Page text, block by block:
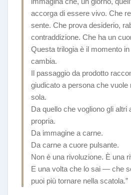
accorga di essere vivo. Che
sente. Che prova desiderio,
contraddizione. Che ha un
Questa trilogia è il momento
cambia.
Il passaggio da prodotto
giudicato a persona che vuole
sola.
Da quello che vogliono gli altri
propria.
Da immagine a carne.
Da carne a cuore pulsante.
Non è una rivoluzione. È una
E una volta che lo sai — che
puoi più tornare nella scatola.”